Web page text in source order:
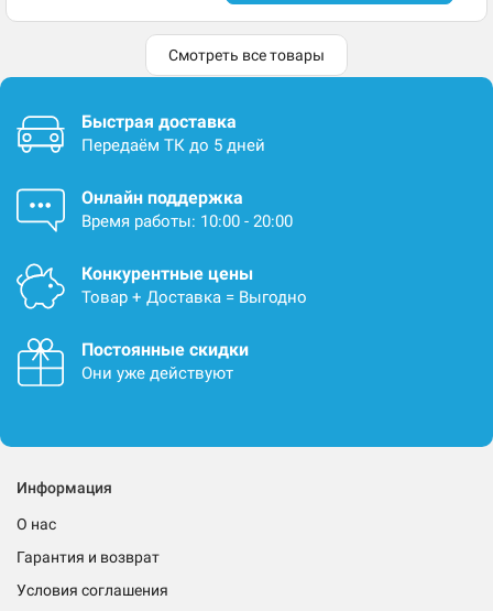
Смотреть все товары
Быстрая доставка
Передаём ТК до 5 дней
Онлайн поддержка
Время работы: 10:00 - 20:00
Конкурентные цены
Товар + Доставка = Выгодно
Постоянные скидки
Они уже действуют
Информация
О нас
Гарантия и возврат
Условия соглашения